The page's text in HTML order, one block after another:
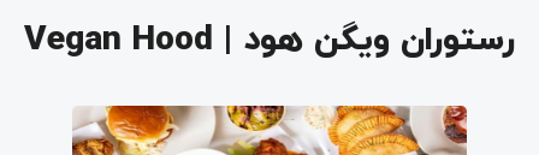
رستوران ویگن هود | Vegan Hood